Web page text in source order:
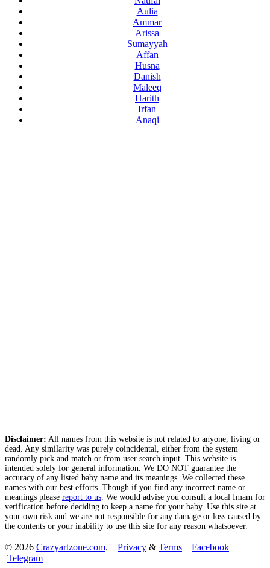
Aulia
Ammar
Arissa
Sumayyah
Affan
Husna
Danish
Maleeq
Harith
Irfan
Anaqi
Disclaimer: All names from this website is not related to anyone, living or
dead. Any similarity was purely coincidental, either from the system
randomly pick and match or from user search input. This website is
intended solely for general information. We DO NOT guarantee the
accuracy of any listed baby name and its meanings. We collected these
names with our best efforts. Though if you find any incorrect name or
meanings please report to us . We would advise you consult a local Imam for
verification before deciding to keep a name for your baby. Use this site at
your own risk and we are not responsible for any damage or loss caused by
the contents or your inability to use this site for any reason whatsoever.
© 2026 Crazyartzone.com. Privacy & Terms
Facebook
Telegram